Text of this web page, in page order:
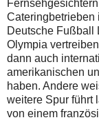
Cateringbetrieben
Deutsche Fußball
Olympia
dann auch
amerikanischen
haben. Andere
weitere Spur führt
von einem